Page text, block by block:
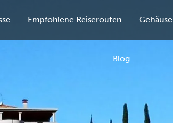
Empfohlene Reiserouten Gehäuse
Blog